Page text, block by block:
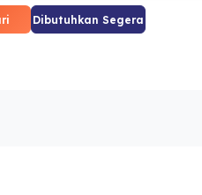
Dibutuhkan Segera